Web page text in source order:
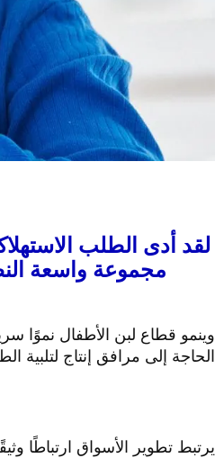
لقد أدى الطلب
مجموعة واسعة
وينمو قطاع لبن الأطفال نموًا
الحاجة إلى مرافق إنتاج لتلبية
يرتبط تطوير الأسواق ارتباطًا